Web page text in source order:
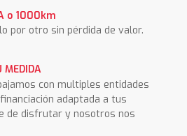
o 1000km
por otro sin pérdida de valor.
MEDIDA
con multiples entidades
adaptada a tus
de disfrutar y nosotros nos